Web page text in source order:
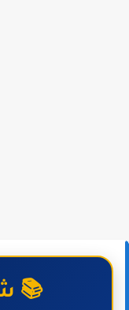
📚